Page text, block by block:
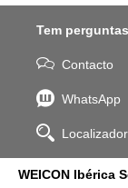
Tem
Contacto
WhatsApp
WEICON Ibérica